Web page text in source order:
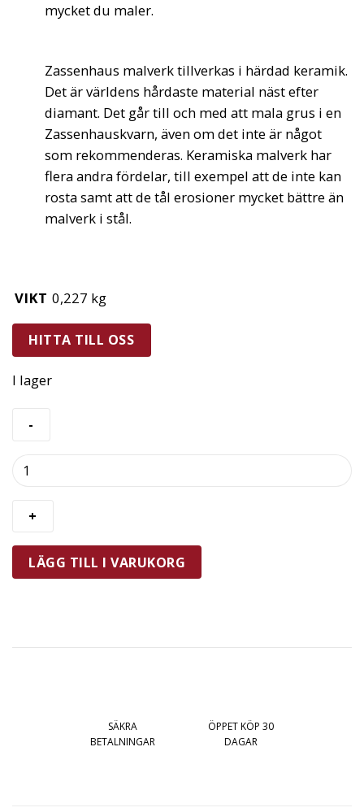
mycket du maler.
Zassenhaus malverk tillverkas i härdad keramik.
Det är världens hårdaste material näst efter
diamant. Det går till och med att mala grus i en
Zassenhauskvarn, även om det inte är något
som rekommenderas. Keramiska malverk har
flera andra fördelar, till exempel att de inte kan
rosta samt att de tål erosioner mycket bättre än
malverk i stål.
VIKT 0,227 kg
HITTA TILL OSS
I lager
Zassenhaus
Berlin
Brunbetsad
mängd
LÄGG TILL I VARUKORG
SÄKRA
BETALNINGAR
ÖPPET KÖP 30
DAGAR